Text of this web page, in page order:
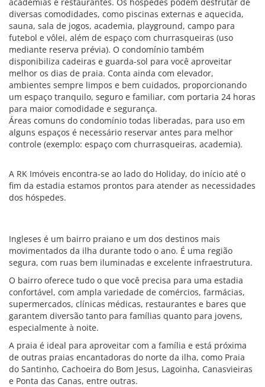
diversas comodidades, como piscinas externas e aquecida,
sauna, sala de jogos, academia, playground, campo para
futebol e vôlei, além de espaço com churrasqueiras (uso
mediante reserva prévia). O condomínio também
disponibiliza cadeiras e guarda-sol para você aproveitar
melhor os dias de praia. Conta ainda com elevador,
ambientes sempre limpos e bem cuidados, proporcionando
um espaço tranquilo, seguro e familiar, com portaria 24 horas
para maior comodidade e segurança.
Áreas comuns do condomínio todas liberadas, para uso em
alguns espaços é necessário reservar antes para melhor
controle (exemplo: espaço com churrasqueiras, academia).
A RK Imóveis encontra-se ao lado do Holiday, do início até o
fim da estadia estamos prontos para atender as necessidades
dos hóspedes.
Ingleses é um bairro praiano e um dos destinos mais
movimentados da ilha durante todo o ano. É uma região
segura, com ruas bem iluminadas e excelente infraestrutura.
O bairro oferece tudo o que você precisa para uma estadia
confortável, com ampla variedade de comércios, farmácias,
supermercados, clínicas médicas, restaurantes e bares que
garantem diversão tanto para famílias quanto para jovens,
especialmente à noite.
A praia é ideal para aproveitar com a família e está próxima
de outras praias encantadoras do norte da ilha, como Praia
do Santinho, Cachoeira do Bom Jesus, Lagoinha, Canasvieiras
e Ponta das Canas, entre outras.